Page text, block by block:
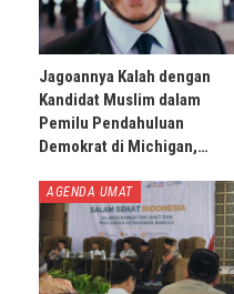
Jagoannya Kalah dengan
Kandidat Muslim dalam
Pemilu Pendahuluan
Demokrat di Michigan,…
AGENDA UMAT